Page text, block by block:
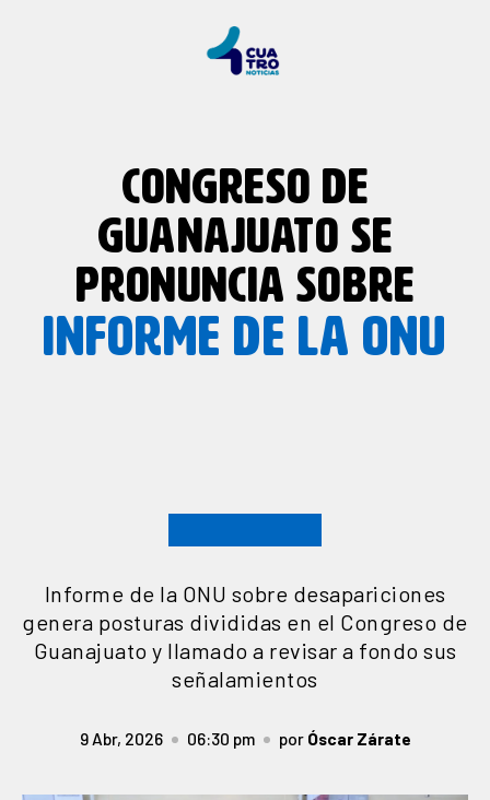
CONGRESO DE
GUANAJUATO SE
PRONUNCIA SOBRE
INFORME DE LA ONU
Informe de la ONU sobre desapariciones
genera posturas divididas en el Congreso de
Guanajuato y llamado a revisar a fondo sus
señalamientos
9 Abr, 2026 06:30 pm por Óscar Zárate